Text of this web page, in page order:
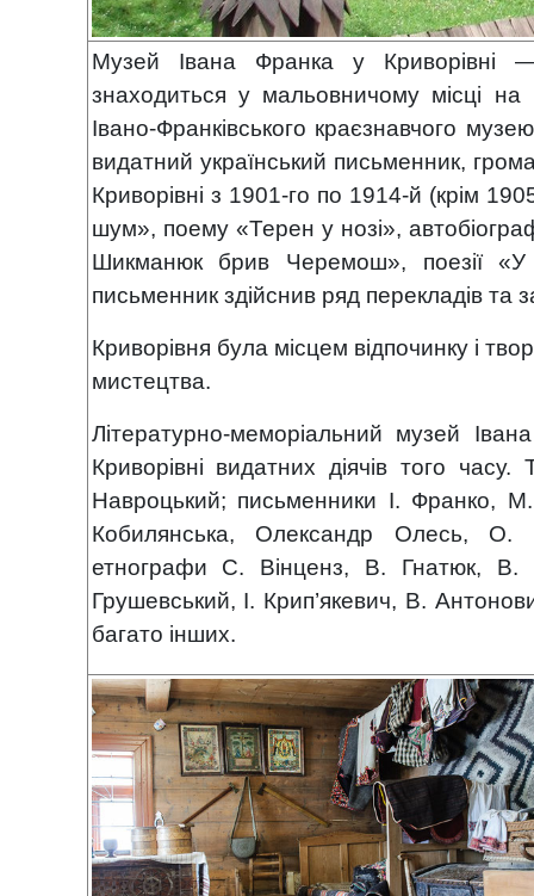
Музей Івана Франка у Криворівні
знаходиться у мальовничому місці
Івано-Франківського краєзнавчого
видатний український письменник,
Криворівні з 1901-го по 1914-й (крім
шум», поему «Терен у нозі»,
Шикманюк брив Черемош», поезії «У
письменник здійснив ряд перекладів та
Криворівня була місцем відпочинку і
мистецтва.
Літературно-меморіальний музей
Криворівні видатних діячів того
Навроцький; письменники І. Франко,
Кобилянська, Олександр Олесь,
етнографи С. Вінценз, В. Гнатюк,
Грушевський, І. Крип’якевич, В.
багато інших.